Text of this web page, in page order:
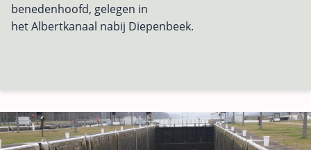
benedenhoofd, gelegen in
het Albertkanaal nabij Diepenbeek.